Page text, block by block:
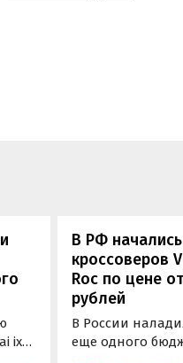
ix35
В РФ
кроссоверов
Roc по цене
рублей
В России
еще одного